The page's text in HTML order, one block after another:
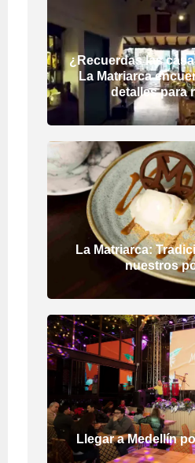
¿Recuerdas las
La Matriarca
detalles para
La Matriarca:
nuestros
Llegar a Medellín